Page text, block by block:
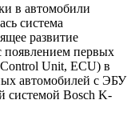
в автомобили
система
развитие
появлением первых
Unit, ECU) в
автомобилей с ЭБУ
системой Bosch K-